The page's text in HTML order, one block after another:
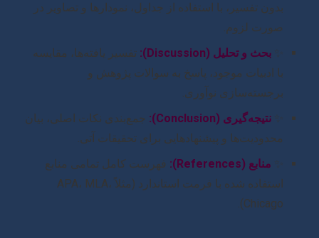
بدون تفسیر، با استفاده از جداول، نمودارها و تصاویر در
صورت لزوم.
بحث و تحلیل (Discussion):
تفسیر یافته‌ها، مقایسه
با ادبیات موجود، پاسخ به سوالات پژوهش و
برجسته‌سازی نوآوری.
نتیجه‌گیری (Conclusion):
جمع‌بندی نکات اصلی، بیان
محدودیت‌ها و پیشنهادهایی برای تحقیقات آتی.
منابع (References):
فهرست کامل تمامی منابع
استفاده شده با فرمت استاندارد (مثلاً APA، MLA،
Chicago).